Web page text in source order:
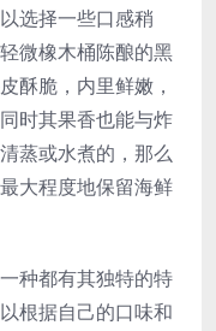
选择一些口感稍
微橡木桶陈酿的黑
酥脆，内里鲜嫩，
时其果香也能与炸
蒸或水煮的，那么
大程度地保留海鲜
种都有其独特的特
根据自己的口味和